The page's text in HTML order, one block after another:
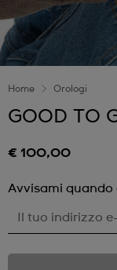
Home Orologi
GOOD TO
€ 100,00
Avvisami quando
Il tuo indirizzo